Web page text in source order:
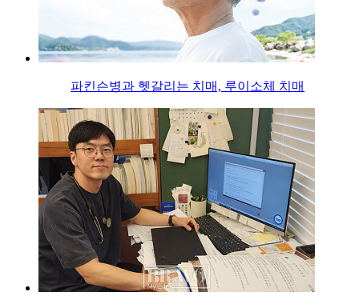
파킨슨병과 헷갈리는 치매, 루이소체 치매